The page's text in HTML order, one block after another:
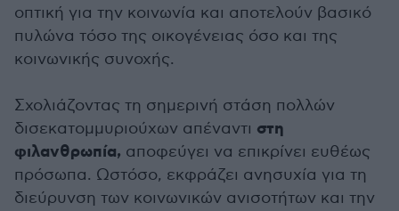
οπτική για την κοινωνία και αποτελούν βασικό
πυλώνα τόσο της οικογένειας όσο και της
κοινωνικής συνοχής.
Σχολιάζοντας τη σημερινή στάση πολλών
δισεκατομμυριούχων απέναντι στη
φιλανθρωπία, αποφεύγει να επικρίνει ευθέως
πρόσωπα. Ωστόσο, εκφράζει ανησυχία για τη
διεύρυνση των κοινωνικών ανισοτήτων και την